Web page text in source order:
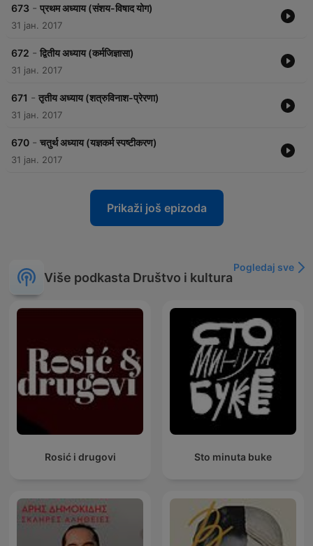
673 - प्रथम अध्याय (संशय-विषाद योग)
31 јан. 2017
672 - द्वितीय अध्याय (कर्मजिज्ञासा)
31 јан. 2017
671 - तृतीय अध्याय (शत्रुविनाश-प्रेरणा)
31 јан. 2017
670 - चतुर्थ अध्याय (यज्ञकर्म स्पष्टीकरण)
31 јан. 2017
Prikaži još epizoda
Više podkasta Društvo i kultura
Pogledaj sve
Rosić i drugovi Sto minuta buke